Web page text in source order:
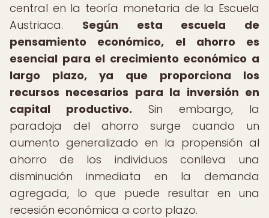
central en la teoría monetaria de la Escuela
Austriaca. Según esta escuela de
pensamiento económico, el ahorro es
esencial para el crecimiento económico a
largo plazo, ya que proporciona los
recursos necesarios para la inversión en
capital productivo. Sin embargo, la
paradoja del ahorro surge cuando un
aumento generalizado en la propensión al
ahorro de los individuos conlleva una
disminución inmediata en la demanda
agregada, lo que puede resultar en una
recesión económica a corto plazo.